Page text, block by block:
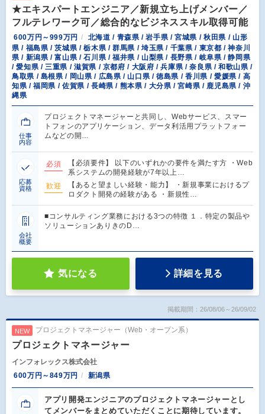
★エキスパートエンジニア／新規立ち上げメンバー／
フルテレワーク可／総合的なビジネススキル取得可能
600万円～999万円
北海道 / 青森県 / 岩手県 / 宮城県 / 秋田県 / 山形
県 / 福島県 / 茨城県 / 栃木県 / 群馬県 / 埼玉県 / 千葉県 / 東京都 / 神奈川
県 / 新潟県 / 富山県 / 石川県 / 福井県 / 山梨県 / 長野県 / 岐阜県 / 静岡県
/ 愛知県 / 三重県 / 滋賀県 / 京都府 / 大阪府 / 兵庫県 / 奈良県 / 和歌山県 /
鳥取県 / 島根県 / 岡山県 / 広島県 / 山口県 / 徳島県 / 香川県 / 愛媛県 / 高
知県 / 福岡県 / 佐賀県 / 長崎県 / 熊本県 / 大分県 / 宮崎県 / 鹿児島県 / 沖
縄県
仕事
内容
プロジェクトマネージャーと共同し、Webサービス、スマー
トフォンのアプリケーション、データ利活用プラットフォー
ムなどの開…
応募
資格
必須
【必須要件】 以下のいずれかの要件を満たす方 ・Web
系システムの開発経験が7年以上…
歓迎
【あると望ましい経験・能力】 ・新規事業におけるプ
ロダクト開発の経験がある ・新規性…
会社
概要
■コンサルティング業務における3つの特徴 １．特定の製品や
ソリューションありきのD…
気になる 詳細を見る
掲載期間：26/08/06～26/09/02
NEW プロジェクトマネージャー（Web・オープン系）
プロジェクトマネージャー
インフォレックス株式会社
600万円～849万円
新潟県
アプリ開発エンジニアのプロジェクトマネージャーとし
てメンバーをまとめていただくことに期待しています。